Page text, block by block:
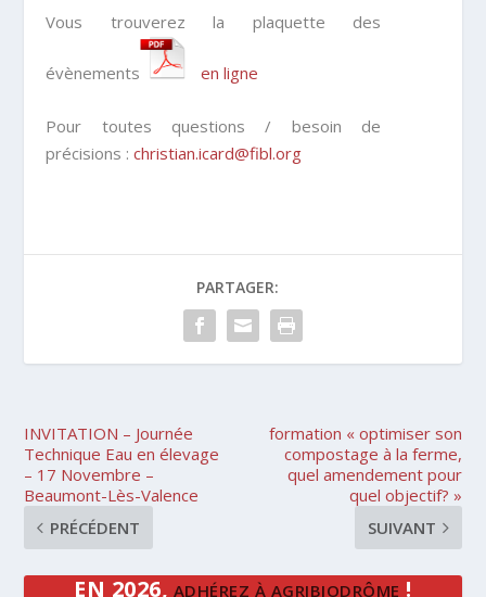
Vous trouverez la plaquette des
évènements en ligne
Pour toutes questions / besoin de
précisions :christian.icard@fibl.org
PARTAGER:
INVITATION – Journée
Technique Eau en élevage
– 17 Novembre –
Beaumont-Lès-Valence
PRÉCÉDENT
formation « optimiser son
compostage à la ferme,
quel amendement pour
quel objectif? »
SUIVANT
EN 2026, ADHÉREZ À AGRIBIODRÔME !